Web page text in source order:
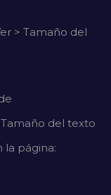
> Tamaño del
del texto
la página: